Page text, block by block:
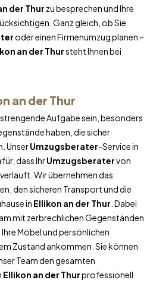
der Thur zu besprechen und Ihre
Ganz gleich, ob Sie
oder einen Firmenumzug planen –
an der Thursteht Ihnen bei
an der Thur
Aufgabe sein, besonders
haben, die sicher
UnserUmzugsberater-Service in
dass IhrUmzugsberatervon
Wir übernehmen das
den sicheren Transport und die
in Ellikon an der Thur . Dabei
mit zerbrechlichen Gegenständen
Möbel und persönlichen
Zustand ankommen. Sie können
Team den gesamten
Ellikon an der Thurprofessionell